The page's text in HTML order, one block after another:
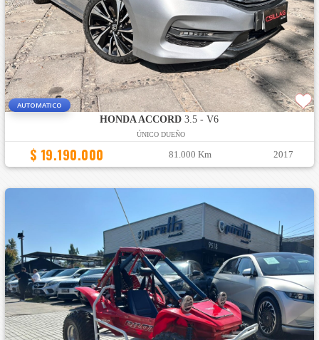
AUTOMATICO
HONDA ACCORD 3.5 - V6
ÚNICO DUEÑO
$ 19.190.000 81.000 Km 2017